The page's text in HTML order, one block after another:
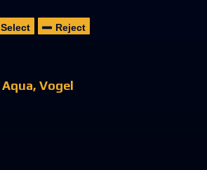
Select Reject
Aqua Vogel